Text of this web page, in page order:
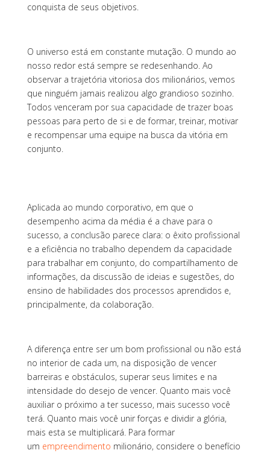
conquista de seus objetivos.
O universo está em constante mutação. O mundo ao
nosso redor está sempre se redesenhando. Ao
observar a trajetória vitoriosa dos milionários, vemos
que ninguém jamais realizou algo grandioso sozinho.
Todos venceram por sua capacidade de trazer boas
pessoas para perto de si e de formar, treinar, motivar
e recompensar uma equipe na busca da vitória em
conjunto.
Aplicada ao mundo corporativo, em que o
desempenho acima da média é a chave para o
sucesso, a conclusão parece clara: o êxito profissional
e a eficiência no trabalho dependem da capacidade
para trabalhar em conjunto, do compartilhamento de
informações, da discussão de ideias e sugestões, do
ensino de habilidades dos processos aprendidos e,
principalmente, da colaboração.
A diferença entre ser um bom profissional ou não está
no interior de cada um, na disposição de vencer
barreiras e obstáculos, superar seus limites e na
intensidade do desejo de vencer. Quanto mais você
auxiliar o próximo a ter sucesso, mais sucesso você
terá. Quanto mais você unir forças e dividir a glória,
mais esta se multiplicará. Para formar
um empreendimento milionário, considere o benefício